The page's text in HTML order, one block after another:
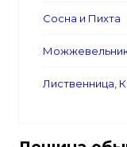
Сосна и Пихта
Лиственница,